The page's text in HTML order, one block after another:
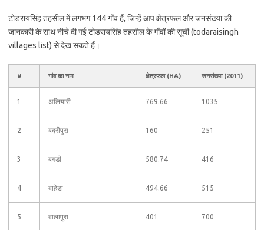
टोडरायसिंह तहसील में लगभग 144 गाँव हैं, जिन्हें आप क्षेत्रफल और जनसंख्या की
जानकारी के साथ नीचे दी गई टोडरायसिंह तहसील के गाँवों की सूची (todaraisingh
villages list) से देख सकते हैं।
# गांव का नाम क्षेत्रफल (HA) जनसंख्या (2011)
1 अलियारी 769.66 1035
2 बदरीपुरा 160 251
3 बगडी 580.74 416
4 बाहेडा 494.66 515
5 बालापुरा 401 700